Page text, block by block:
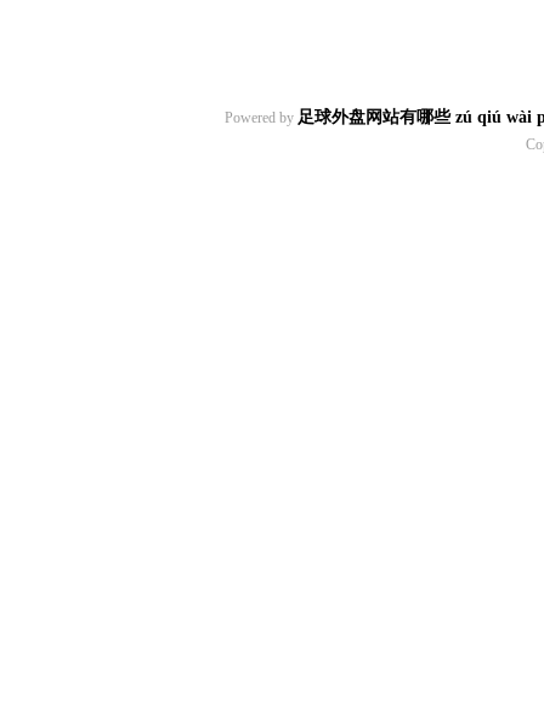
Powered by 足球外盘网站有哪些 zú qiú wài